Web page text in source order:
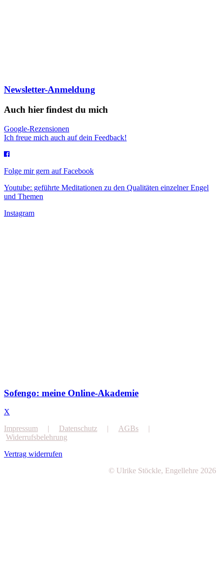
Newsletter-Anmeldung
Auch hier findest du mich
Google-Rezensionen
Ich freue mich auch auf dein Feedback!
Folge mir gern auf Facebook
Youtube: geführte Meditationen zu den Qualitäten einzelner Engel
und Themen
Instagram
Sofengo: meine Online-Akademie
X
Impressum | Datenschutz | AGBs |
Widerrufsbelehrung
Vertrag widerrufen
© Ulrike Stöckle, Engellehre 2026